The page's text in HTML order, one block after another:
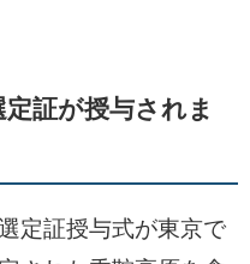
証が授与されま
定証授与式が東京で